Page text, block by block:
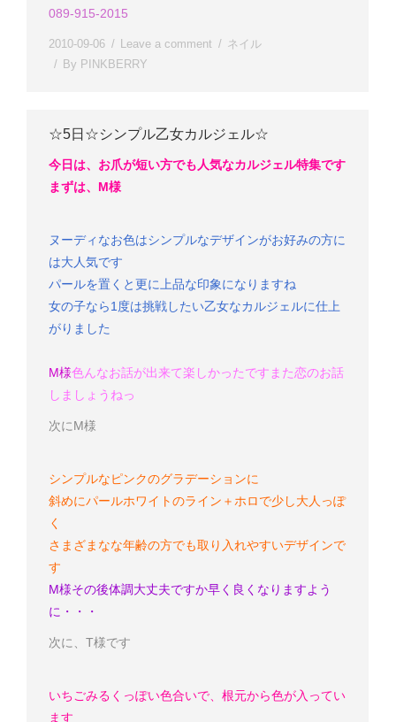
089-915-2015
2010-09-06 Leave a comment
ネイル
By PINKBERRY
☆5日☆シンプル乙女カルジェル☆
今日は、お爪が短い方でも人気なカルジェル特集です
まずは、M様
ヌーディなお色はシンプルなデザインがお好みの方に
は大人気です
パールを置くと更に上品な印象になりますね
女の子なら1度は挑戦したい乙女なカルジェルに仕上
がりました
M様色んなお話が出来て楽しかったです また恋のお話
しましょうねっ
次にM様
シンプルなピンクのグラデーションに
斜めにパールホワイトのライン＋ホロで少し大人っぽ
く
さまざまなな年齢の方でも取り入れやすいデザインで
す
M様その後体調大丈夫ですか早く良くなりますよう
に・・・
次に、T様です
いちごみるくっぽい色合いで、根元から色が入ってい
ます